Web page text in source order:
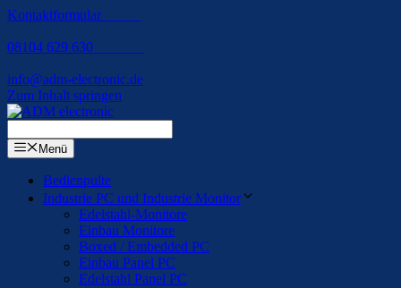
Kontaktformular
08104 629 630
info@adm-electronic.de
Zum Inhalt springen
Menü
Bedienpulte
Industrie PC und Industrie Monitor
Edelstahl-Monitore
Einbau Monitore
Boxed / Embedded PC
Einbau Panel PC
Edelstahl Panel PC